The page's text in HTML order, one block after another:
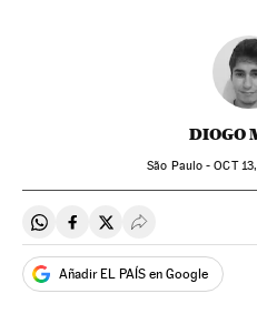
DIOGO
São Paulo -OCT13,
Compartir en Whatsapp
Compartir en Facebook
Compartir en Twitter
Desplegar
Añadir EL PAÍS en Google